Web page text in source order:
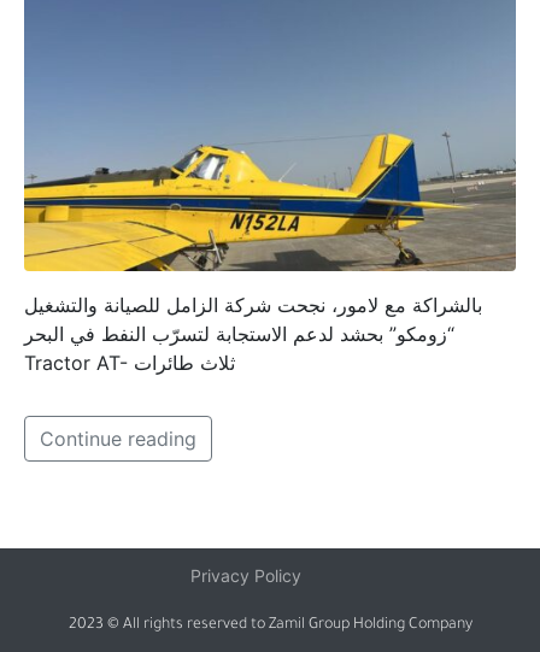
بالشراكة مع لامور، نجحت شركة الزامل للصيانة والتشغيل
“زومكو” بحشد لدعم الاستجابة لتسرّب النفط في البحر
Tractor AT- ثلاث طائرات
Continue reading
Privacy Policy
2023 © All rights reserved to Zamil Group Holding Company